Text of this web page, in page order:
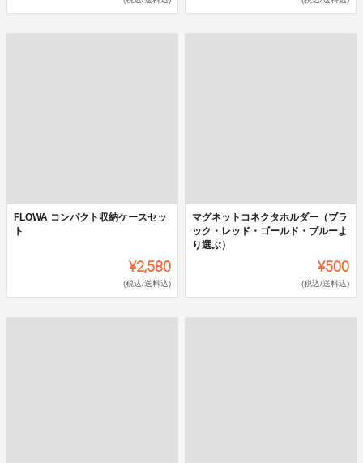
FLOWA コンパクト収納ケースセッ
ト
¥2,580
(税込/送料込)
マグネットコネクタホルダー（ブラ
ック・レッド・ゴールド・ブルーよ
り選ぶ）
¥500
(税込/送料込)